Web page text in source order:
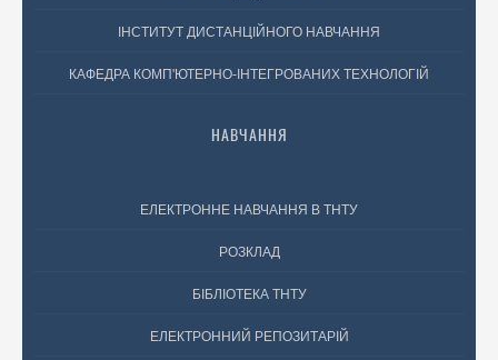
ІНСТИТУТ ДИСТАНЦІЙНОГО НАВЧАННЯ
КАФЕДРА КОМП'ЮТЕРНО-ІНТЕГРОВАНИХ ТЕХНОЛОГІЙ
НАВЧАННЯ
ЕЛЕКТРОННЕ НАВЧАННЯ В ТНТУ
РОЗКЛАД
БІБЛІОТЕКА ТНТУ
ЕЛЕКТРОННИЙ РЕПОЗИТАРІЙ